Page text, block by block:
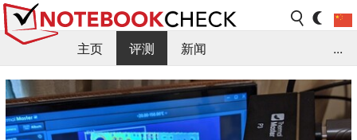
主页 评测
新闻
FAQ / 小提示/ 技术参数
资料库
...